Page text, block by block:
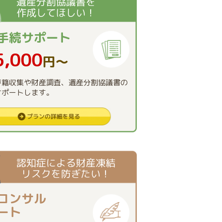
作成してほしい！
続サポート
円〜
収集や財産調査、遺産分割協議書の
ートします。
認知症による財産凍結
リスクを防ぎたい！
ンサル
ト